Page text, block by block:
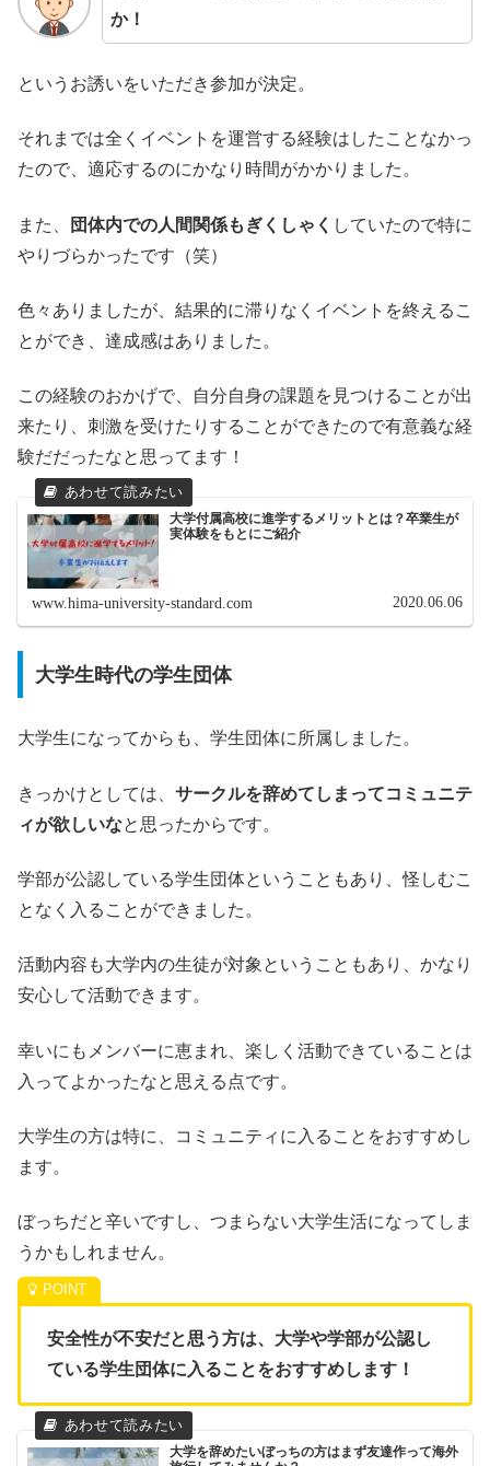
か！
というお誘いをいただき参加が決定。
それまでは全くイベントを運営する経験はしたことなかっ
たので、適応するのにかなり時間がかかりました。
また、 団体内での人間関係もぎくしゃく していたので特に
やりづらかったです（笑）
色々ありましたが、結果的に滞りなくイベントを終えるこ
とができ、達成感はありました。
この経験のおかげで、自分自身の課題を見つけることが出
来たり、刺激を受けたりすることができたので有意義な経
験だだったなと思ってます！
大学付属高校に進学するメリットとは？卒業生が
実体験をもとにご紹介
www.hima-university-standard.com 2020.06.06
大学生時代の学生団体
大学生になってからも、学生団体に所属しました。
きっかけとしては、 サークルを辞めてしまってコミュニテ
ィが欲しいなと思ったからです。
学部が公認している学生団体ということもあり、怪しむこ
となく入ることができました。
活動内容も大学内の生徒が対象ということもあり、かなり
安心して活動できます。
幸いにもメンバーに恵まれ、楽しく活動できていることは
入ってよかったなと思える点です。
大学生の方は特に、コミュニティに入ることをおすすめし
ます。
ぼっちだと辛いですし、つまらない大学生活になってしま
うかもしれません。
安全性が不安だと思う方は、大学や学部が公認し
ている学生団体に入ることをおすすめします！
大学を辞めたいぼっちの方はまず友達作って海外